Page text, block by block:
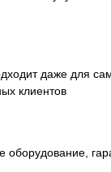
оборудование,
даже для
клиентов